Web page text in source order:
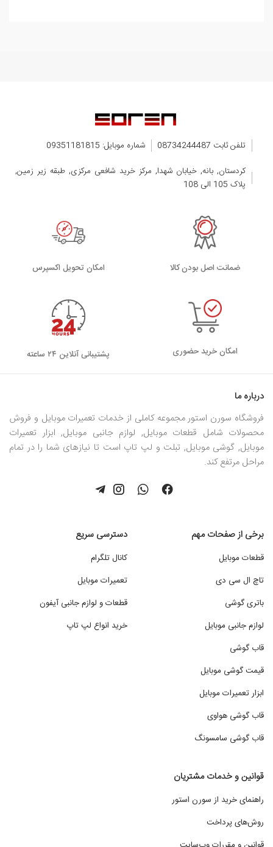
تلفن ثابت 08734244487
شماره موبایل: 09351181815
کردستان, بانه, خیابان شهدا, مرکز خرید شافعی مرکزی, طبقه زیر زمین,
پلاک 105 الی 108
ضمانت اصل بودن کالا اﻣﮑﺎن ﺗﺤﻮﯾﻞ اﮐﺴﭙﺮس
امکان خرید حضوری پشتیبانی آنلاین ۲۴ ساعته
درباره ما
فروشگاه سورن استور مجموعه کاملی از خدمات تعمیرات موبایل و فروش
محصولات شامل قطعات موبایل, لوازم جانبی موبایل, ابزار تعمیرات
موبایل, گوشی موبایل, تبلت و لپ تاپ است تا نیازهای شما را در تمام
مراحل مرتفع کند.
برخی از صفحات مهم
قطعات موبایل
تاچ ال سی دی
باتری گوشی
لوازم جانبی موبایل
قاب گوشی
قیمت گوشی موبایل
ابزار تعمیرات موبایل
قاب گوشی هواوی
قاب گوشی سامسونگ
دسترسی سریع
کانال تلگرام
تعمیرات موبایل
قطعات و لوازم جانبی آیفون
خرید انواع لپ تاپ
قوانین و خدمات مشتریان
راهنمای خرید از سورن استور
روش‌های پرداخت